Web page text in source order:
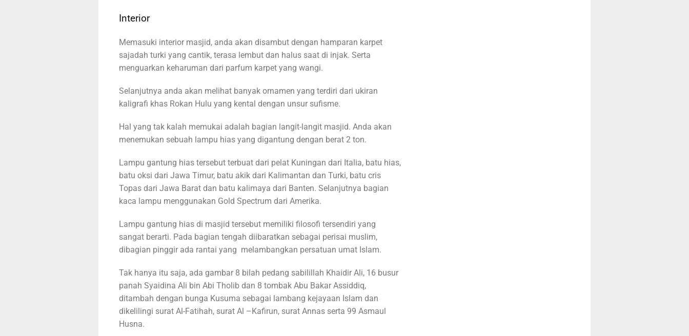
Interior
Memasuki interior masjid, anda akan disambut dengan hamparan karpet
sajadah turki yang cantik, terasa lembut dan halus saat di injak. Serta
menguarkan keharuman dari parfum karpet yang wangi.
Selanjutnya anda akan melihat banyak ornamen yang terdiri dari ukiran
kaligrafi khas Rokan Hulu yang kental dengan unsur sufisme.
Hal yang tak kalah memukai adalah bagian langit-langit masjid. Anda akan
menemukan sebuah lampu hias yang digantung dengan berat 2 ton.
Lampu gantung hias tersebut terbuat dari pelat Kuningan dari Italia, batu hias,
batu oksi dari Jawa Timur, batu akik dari Kalimantan dan Turki, batu cris
Topas dari Jawa Barat dan batu kalimaya dari Banten. Selanjutnya bagian
kaca lampu menggunakan Gold Spectrum dari Amerika.
Lampu gantung hias di masjid tersebut memiliki filosofi tersendiri yang
sangat berarti. Pada bagian tengah diibaratkan sebagai perisai muslim,
dibagian pinggir ada rantai yang melambangkan persatuan umat Islam.
Tak hanya itu saja, ada gambar 8 bilah pedang sabilillah Khaidir Ali, 16 busur
panah Syaidina Ali bin Abi Tholib dan 8 tombak Abu Bakar Assiddiq,
ditambah dengan bunga Kusuma sebagai lambang kejayaan Islam dan
dikelilingi surat Al-Fatihah, surat Al –Kafirun, surat Annas serta 99 Asmaul
Husna.